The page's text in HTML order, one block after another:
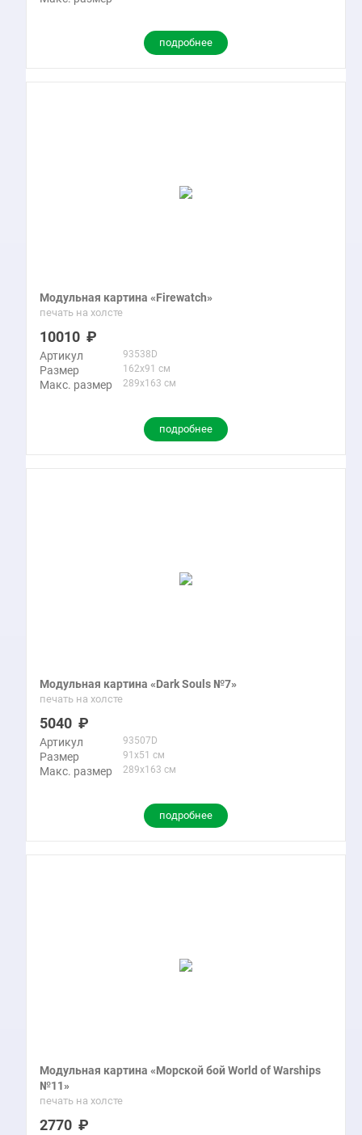
подробнее
Модульная картина «Firewatch»
печать на холсте
10010
Артикул 93538D
Размер 162x91 см
Макс. размер 289x163 см
подробнее
Модульная картина «Dark Souls №7»
печать на холсте
5040
Артикул 93507D
Размер 91x51 см
Макс. размер 289x163 см
подробнее
Модульная картина «Морской бой World of Warships
№11»
печать на холсте
2770